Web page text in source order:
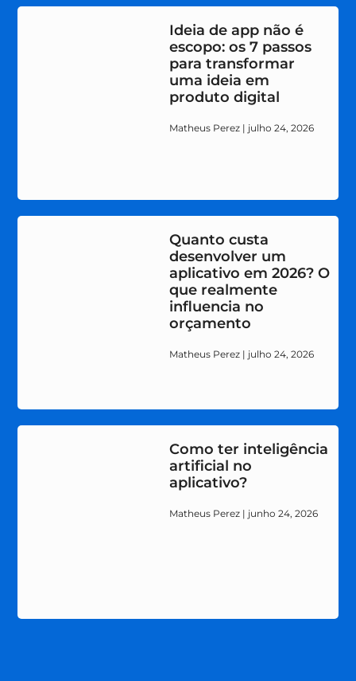
Ideia de app não é
escopo: os 7 passos
para transformar
uma ideia em
produto digital
Matheus Perez julho 24, 2026
Quanto custa
desenvolver um
aplicativo em 2026? O
que realmente
influencia no
orçamento
Matheus Perez julho 24, 2026
Como ter inteligência
artificial no
aplicativo?
Matheus Perez junho 24, 2026